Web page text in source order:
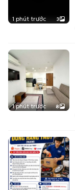
1 phút trước 3
1 phút trước 8